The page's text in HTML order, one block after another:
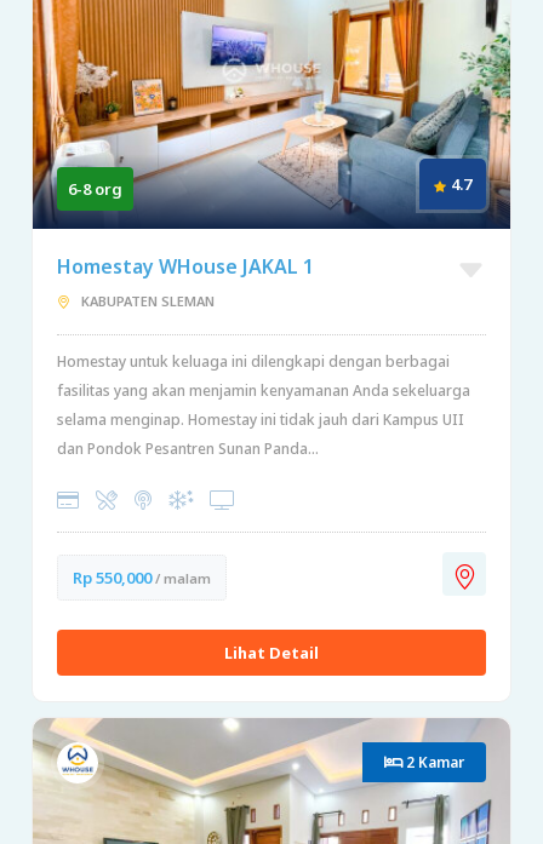
6-8 org 4.7
Homestay WHouse JAKAL 1
KABUPATEN SLEMAN
Homestay untuk keluaga ini dilengkapi dengan berbagai
fasilitas yang akan menjamin kenyamanan Anda sekeluarga
selama menginap. Homestay ini tidak jauh dari Kampus UII
dan Pondok Pesantren Sunan Panda...
Rp 550,000/ malam
Lihat Detail
2 Kamar